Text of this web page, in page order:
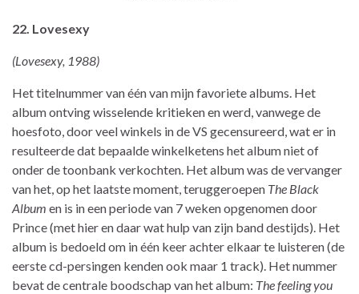
22. Lovesexy
(Lovesexy, 1988)
Het titelnummer van één van mijn favoriete albums. Het
album ontving wisselende kritieken en werd, vanwege de
hoesfoto, door veel winkels in de VS gecensureerd, wat er in
resulteerde dat bepaalde winkelketens het album niet of
onder de toonbank verkochten. Het album was de vervanger
van het, op het laatste moment, teruggeroepen The Black
Album en is in een periode van 7 weken opgenomen door
Prince (met hier en daar wat hulp van zijn band destijds). Het
album is bedoeld om in één keer achter elkaar te luisteren (de
eerste cd-persingen kenden ook maar 1 track). Het nummer
bevat de centrale boodschap van het album: The feeling you